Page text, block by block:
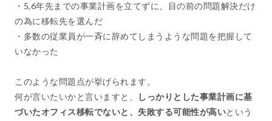
・5,6年先までの事業計画を立てずに、目の前の問題解決だけ
の為に移転先を選んだ
・多数の従業員が一斉に辞めてしまうような問題を把握して
いなかった
このような問題点が挙げられます。
何が言いたいかと言いますと、
しっかりとした事業計画に基
づいたオフィス移転でないと、失敗する可能性が高いという